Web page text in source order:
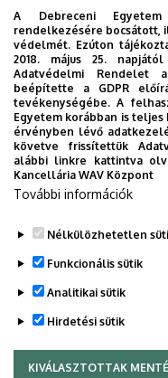
2026. augusztus 7.
Univerzum: A
titkos receptjei
KUTATÁS TUDOMÁNY
A Debreceni
rendelkezésére bocsátott,
védelmét. Ezúton
2018. május 25.
Adatvédelmi Rendelet
beépítette a GDPR
tevékenységébe. A
Egyetem korábban is
érvényben lévő
követve frissítettük
alábbi linkre kattintva
Kancellária WAV Központ
További információk
Nélkülözhetetlen
Funkcionális sütik
Analitikai sütik
Hirdetési sütik
KIVÁLASZTOTTAK
WITHDRAW CONSENT